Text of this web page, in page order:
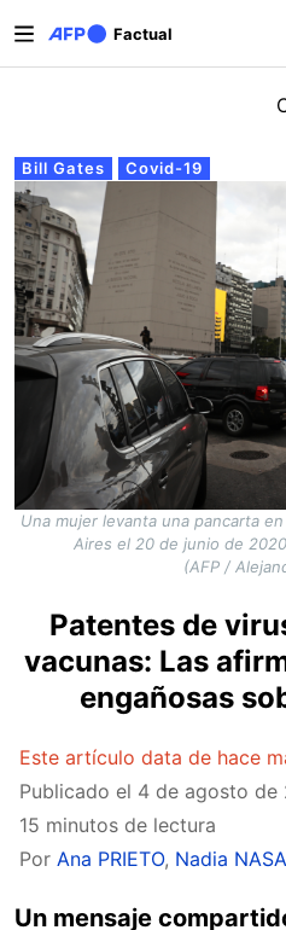
Factual
Solapas principales
Bill Gates Covid-19
Una mujer levanta una pancarta
Aires el 20 de junio de
(AFP /
Patentes de
vacunas: Las
engañosas
Este artículo data de hace
Publicado el 4 de agosto de
15 minutos de lectura
Por Ana PRIETO, Nadia
Un mensaje